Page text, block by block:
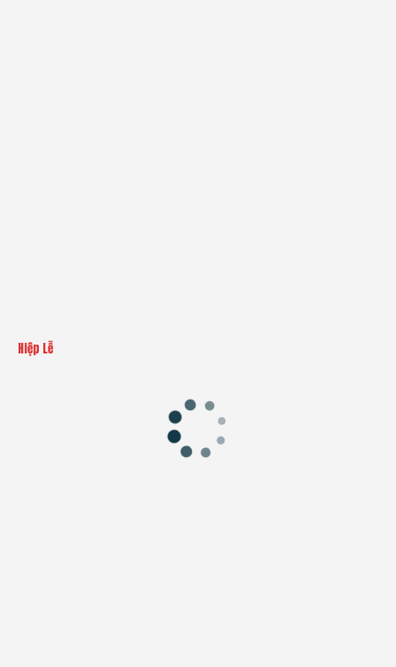
Hiệp Lễ